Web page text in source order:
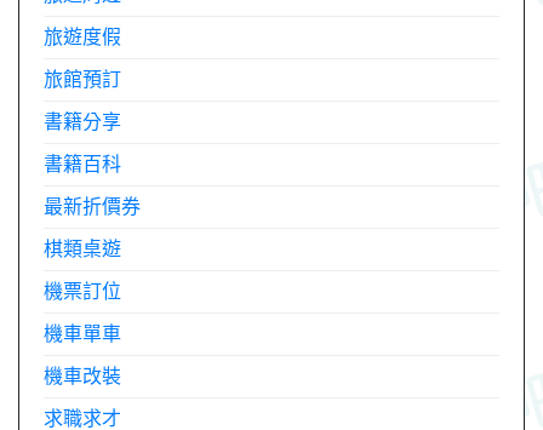
旅遊度假
旅館預訂
書籍分享
書籍百科
最新折價券
棋類桌遊
機票訂位
機車單車
機車改裝
求職求才